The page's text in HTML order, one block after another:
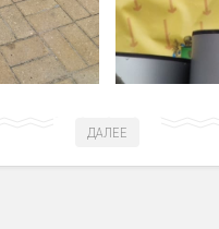
ДАЛЕЕ